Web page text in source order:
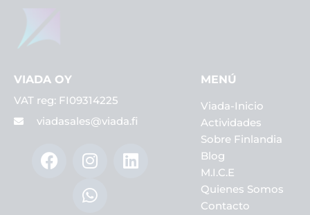
VIADA OY
VAT reg: FI09314225
viadasales@viada.fi
F
a
I
n
s
t
L
i
W
h
a
t
MENÚ
Viada-Inicio
Actividades
Sobre Finlandia
Blog
M.I.C.E
Quienes Somos
Contacto